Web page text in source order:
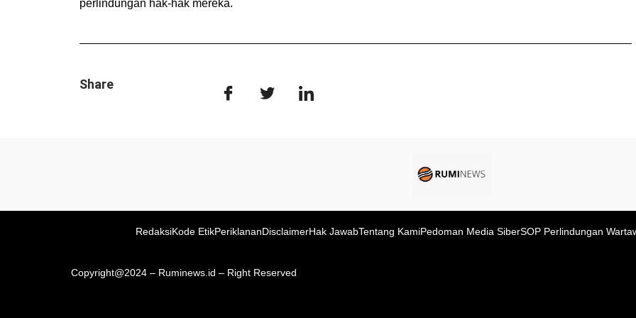
perlindungan hak-hak mereka.
Share
RedaksiKode EtikPeriklananDisclaimerHak JawabTentang KamiPedoman Media SiberSOP Perlindungan
Copyright@2024 – Ruminews.id – Right Reserved